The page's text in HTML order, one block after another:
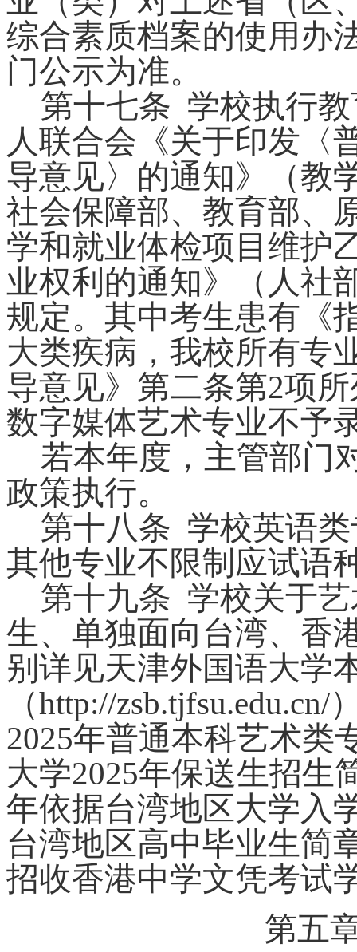
综合素质档案的使用办
门公示为准。
第十七条 学校执行
人联合会《关于印发〈
导意见〉的通知》（教
社会保障部、教育部、
学和就业体检项目维护
业权利的通知》（人社
规定。其中考生患有《
大类疾病，我校所有专
导意见》第二条第2项
数字媒体艺术专业不予
若本年度，主管部门
政策执行。
第十八条 学校英语
其他专业不限制应试语
第十九条 学校关于
生、单独面向台湾、香
别详见天津外国语大学
（http://zsb.tjfsu.edu.cn/
2025年普通本科艺术类
大学2025年保送生招生
年依据台湾地区大学入
台湾地区高中毕业生简
招收香港中学文凭考试
第五